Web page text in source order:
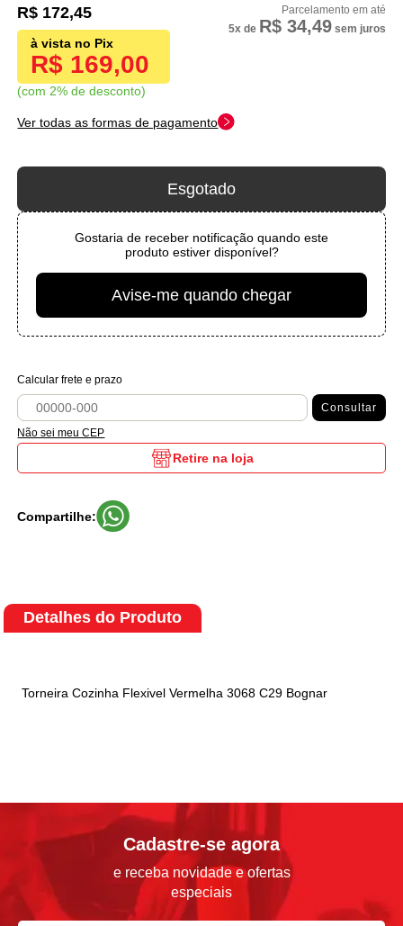
R$ 169,00
com 2% de desconto
R$ 172,45
5x de R$ 34,49sem juros
Ver todas as formas de pagamento
Esgotado
Gostaria de receber notificação quando este
produto estiver disponível?
Avise-me quando chegar
Calcular frete e prazo
Consultar
Não sei meu CEP
Retire na loja
Compartilhe:
Detalhes do Produto
Torneira Cozinha Flexivel Vermelha 3068 C29 Bognar
Cadastre-se agora
e receba novidade e ofertas
especiais